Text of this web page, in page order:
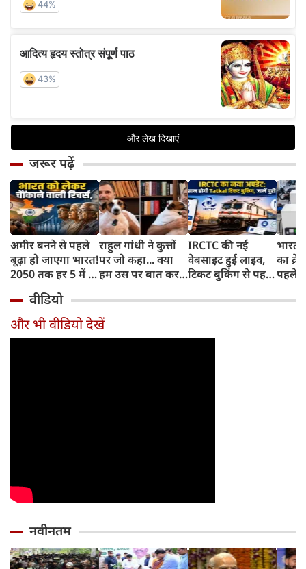
जरूर पढ़ें
अमीर बनने से पहले
बूढ़ा हो जाएगा भारत!
2050 तक हर 5 में 1
साल से ज्यादा उम्र का
राहुल गांधी ने कुत्तों
पर जो कहा... क्या
हम उस पर बात कर
IRCTC की नई
वेबसाइट हुई लाइव,
टिकट बुकिंग से पहले
काम, जानें पूरा
भारत
का
पहले
और
वीडियो
और भी वीडियो देखें
नवीनतम